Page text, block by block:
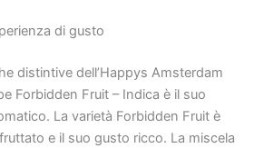
di gusto
distintive dell’Happys Amsterdam
Forbidden Fruit – Indica è il suo
La varietà Forbidden Fruit è
e il suo gusto ricco. La miscela